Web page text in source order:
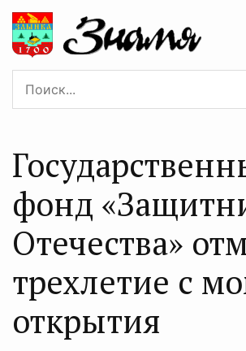
фонд
Отечества»
трехлетие с
открытия